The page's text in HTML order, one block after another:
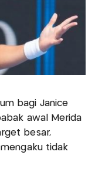
bagi Janice
awal Merida
besar,
tidak